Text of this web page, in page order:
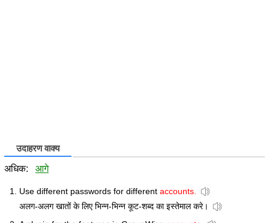
उदाहरण वाक्य
अधिक: आगे
Use different passwords for different accounts.
अलग-अलग खातों के लिए भिन्न-भिन्न कूट-शब्द का इस्तेमाल करे।